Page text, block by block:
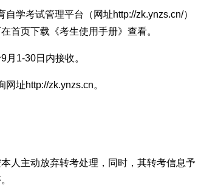
自学考试管理平台（网址http://zk.ynzs.cn/）
首页下载《考生使用手册》查看。
1-30日内接收。
网址http://zk.ynzs.cn。
人主动放弃转考处理，同时，其转考信息予